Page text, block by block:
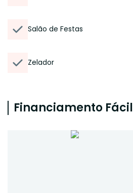
Salão de Festas
Zelador
Financiamento Fácil